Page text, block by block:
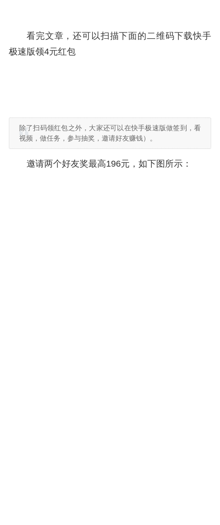
看完文章，还可以扫描下面的二维码下载快手
极速版领4元红包
除了扫码领红包之外，大家还可以在快手极速版做签到，看
视频，做任务，参与抽奖，邀请好友赚钱）。
邀请两个好友奖最高196元，如下图所示：